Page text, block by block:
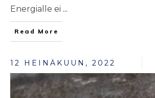
Energialle ei ...
Read More
12 HEINÄKUUN, 2022